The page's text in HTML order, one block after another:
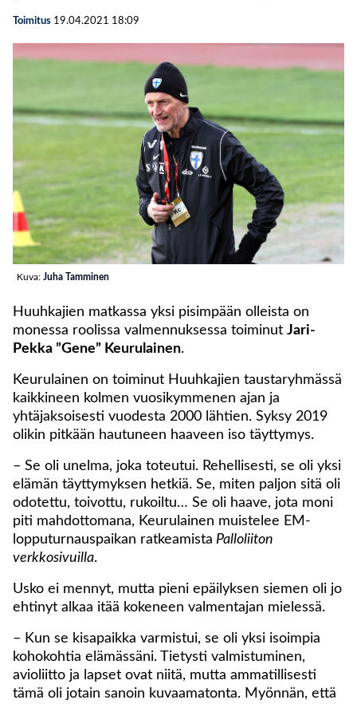
Toimitus 19.04.2021 18:09
Kuva: Juha Tamminen
Huuhkajien matkassa yksi pisimpään olleista on
monessa roolissa valmennuksessa toiminut Jari-
Pekka ”Gene” Keurulainen.
Keurulainen on toiminut Huuhkajien taustaryhmässä
kaikkineen kolmen vuosikymmenen ajan ja
yhtäjaksoisesti vuodesta 2000 lähtien. Syksy 2019
olikin pitkään hautuneen haaveen iso täyttymys.
– Se oli unelma, joka toteutui. Rehellisesti, se oli yksi
elämän täyttymyksen hetkiä. Se, miten paljon sitä oli
odotettu, toivottu, rukoiltu… Se oli haave, jota moni
piti mahdottomana, Keurulainen muistelee EM-
lopputurnauspaikan ratkeamista Palloliiton
verkkosivuilla.
Usko ei mennyt, mutta pieni epäilyksen siemen oli jo
ehtinyt alkaa itää kokeneen valmentajan mielessä.
– Kun se kisapaikka varmistui, se oli yksi isoimpia
kohokohtia elämässäni. Tietysti valmistuminen,
avioliitto ja lapset ovat niitä, mutta ammatillisesti
tämä oli jotain sanoin kuvaamatonta. Myönnän, että